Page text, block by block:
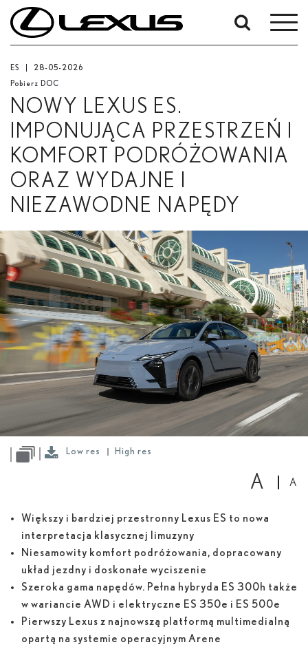
ES 28-05-2026
Pobierz DOC
NOWY LEXUS ES.
IMPONUJĄCA PRZESTRZEŃ I
KOMFORT PODRÓŻOWANIA
ORAZ WYDAJNE I
NIEZAWODNE NAPĘDY
Low res High res
A A
Większy i bardziej przestronny Lexus ES to nowa
interpretacja klasycznej limuzyny
Niesamowity komfort podróżowania, dopracowany
układ jezdny i doskonałe wyciszenie
Szeroka gama napędów. Pełna hybryda ES 300h także
w wariancie AWD i elektryczne ES 350e i ES 500e
Pierwszy Lexus z najnowszą platformą multimedialną
opartą na systemie operacyjnym Arene
High
res
High
res
High
res
High
res
High
res
High
res
Low
res
High
Low
res
High
res
Low
res
High
res
W
okresie
-
Do
Data rozpoczęcia
Zakończ
Szukaj